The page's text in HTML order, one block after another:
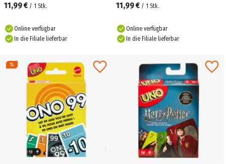
11,99 € / 1 Stk.
Online verfügbar
In die Filiale lieferbar
11,99 € / 1 Stk.
Online verfügbar
In die Filiale lieferbar